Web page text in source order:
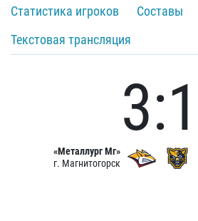
Статистика игроков
Составы
Текстовая трансляция
«Металлург Мг»
г. Магнитогорск
3:1